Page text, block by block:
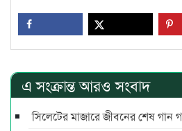
এ সংক্রান্ত আরও সংবাদ
সিলেটের মাজারে জীবনের শেষ গান